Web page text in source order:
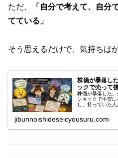
ただ、
「自分で考えて、自分
てている」
そう思えるだけで、気持ちは
株価が暴落し
ックで売って
株価が暴落した
ショックで不安
し、持っていた
jibunnoishideseicyousuru.com